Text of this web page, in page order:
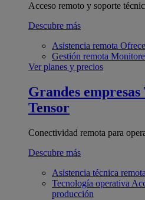
Acceso remoto y soporte
Descubre más
Asistencia remota
Gestión remota
Ver planes y precios
Grandes empresas
Tensor
Conectividad remota para
Descubre más
Asistencia técnica remota
Tecnología operativa
producción